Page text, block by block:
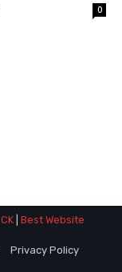
0
CK Best Website
Privacy Policy